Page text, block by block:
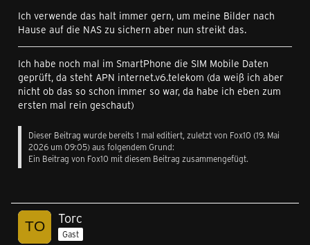
Ich verwende das halt immer gern, um meine Bilder nach
Hause auf die NAS zu sichern aber nun streikt das.
Ich habe noch mal im SmartPhone die SIM Mobile Daten
geprüft, da steht APN internet.v6.telekom (da weiß ich aber
nicht ob das so schon immer so war, da habe ich eben zum
ersten mal rein geschaut)
Dieser Beitrag wurde bereits 1 mal editiert, zuletzt von Fox10 (19. Mai
2026 um 09:05) aus folgendem Grund:
Ein Beitrag von Fox10 mit diesem Beitrag zusammengefügt.
Torc
Gast